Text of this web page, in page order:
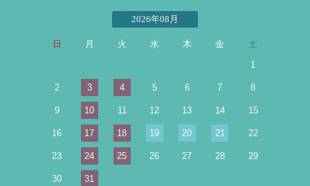
2026年08月
日 月 火 水 木 金
土
1
2 3 4 5 6 7 8
9 10 11 12 13 14 15
16 17 18 19 20 21 22
23 24 25 26 27 28 29
30 31